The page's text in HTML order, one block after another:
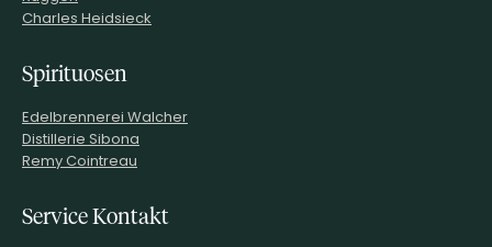
Charles Heidsieck
Spirituosen
Edelbrennerei Walcher
Distillerie Sibona
Remy Cointreau
Service Kontakt